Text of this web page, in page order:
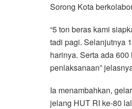
Sorong Kota
“5 ton beras kami
tadi pagi. Selanjutnya
harinya. Serta ada
penlaksanaan”
Ia menambahkan,
jelang HUT RI ke-80